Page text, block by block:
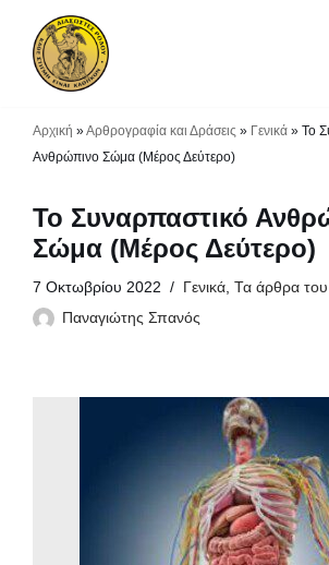
Μεταπηδήστε
Αρχική »Αρθρογραφία και Δράσεις » Γενικά » Το
Ανθρώπινο Σώμα (Μέρος Δεύτερο)
Το Συναρπαστικό
Σώμα (Μέρος Δεύτερο)
7 Οκτωβρίου 2022 Γενικά, Τα άρθρα
Παναγιώτης Σπανός